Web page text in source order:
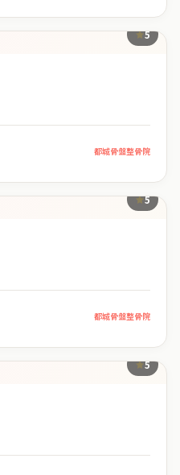
5
都城骨盤整骨院
5
都城骨盤整骨院
5